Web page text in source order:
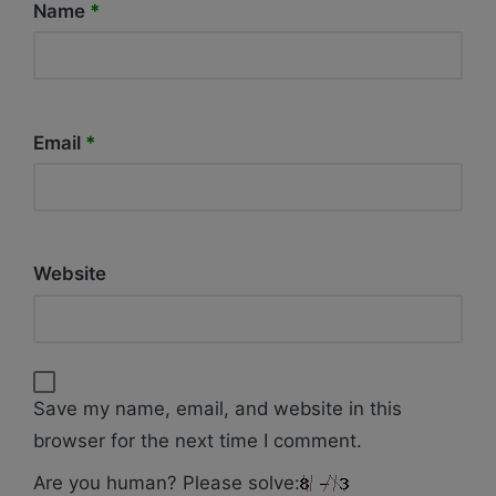
Name *
Email *
Website
Save my name, email, and website in this
browser for the next time I comment.
Are you human? Please solve: